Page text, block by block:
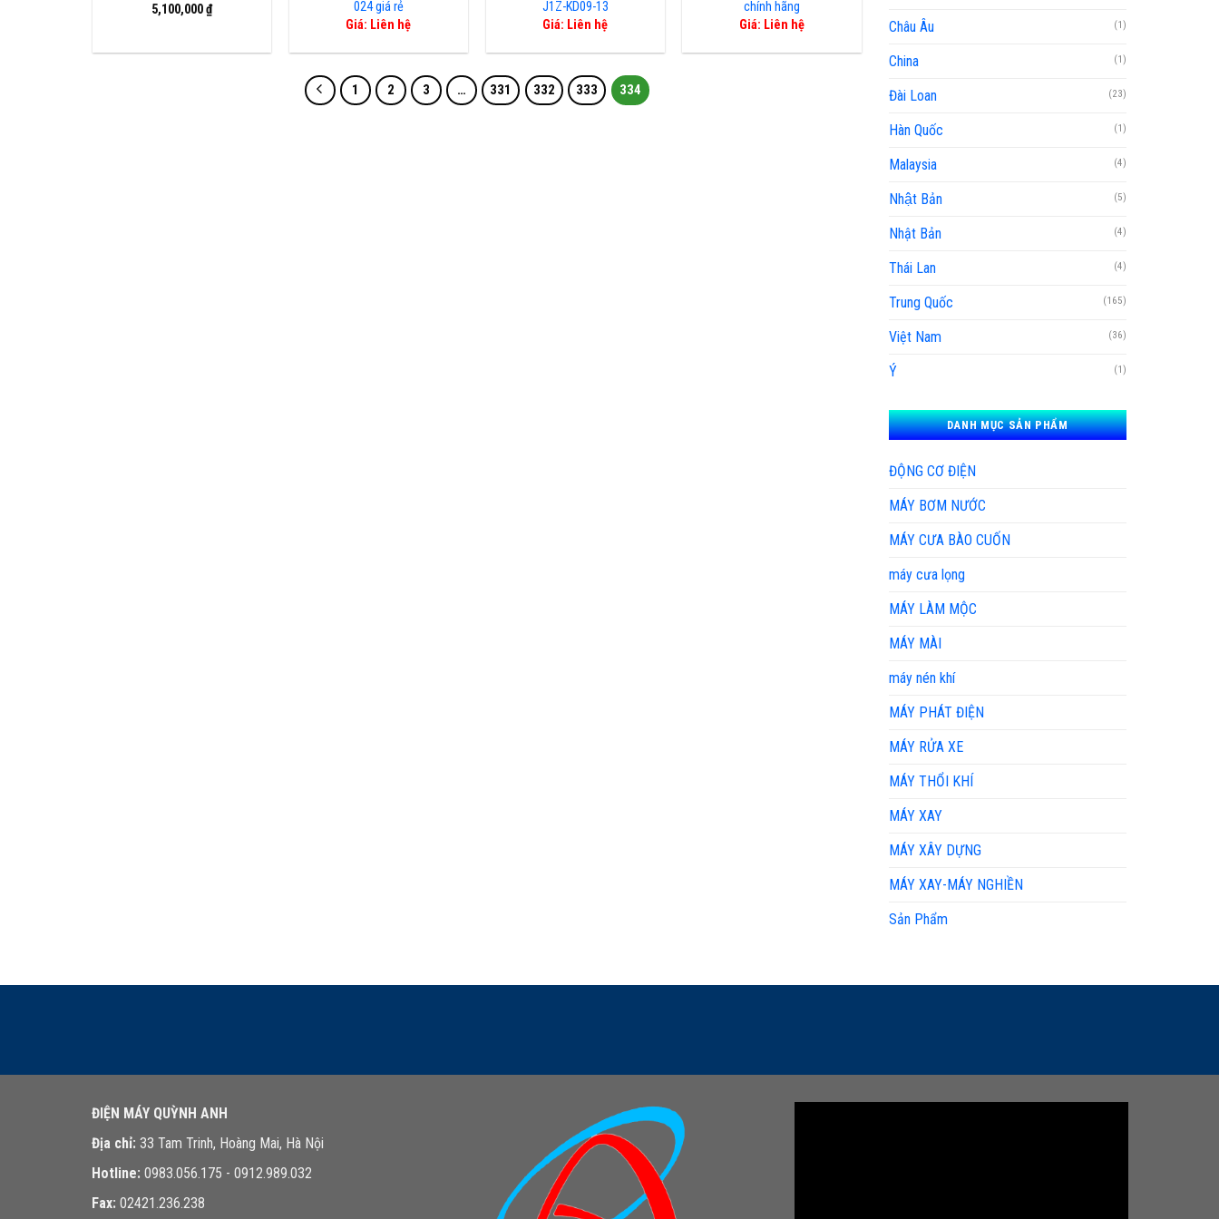
5,100,000₫
024 giá rẻ
Giá: Liên hệ
J1Z-KD09-13
Giá: Liên hệ
chính hãng
Giá: Liên hệ
1 2 3 … 331 332 333 334
Châu Âu (1)
China (1)
Đài Loan (23)
Hàn Quốc (1)
Malaysia (4)
Nhật Bản (5)
Nhật Bản (4)
Thái Lan (4)
Trung Quốc (165)
Việt Nam (36)
Ý (1)
DANH MỤC SẢN PHẨM
ĐỘNG CƠ ĐIỆN
MÁY BƠM NƯỚC
MÁY CƯA BÀO CUỐN
máy cưa lọng
MÁY LÀM MỘC
MÁY MÀI
máy nén khí
MÁY PHÁT ĐIỆN
MÁY RỬA XE
MÁY THỔI KHÍ
MÁY XAY
MÁY XÂY DỰNG
MÁY XAY-MÁY NGHIỀN
Sản Phẩm
ĐIỆN MÁY QUỲNH ANH
Địa chỉ: 33 Tam Trinh, Hoàng Mai, Hà Nội
Hotline: 0983.056.175 - 0912.989.032
Fax: 02421.236.238